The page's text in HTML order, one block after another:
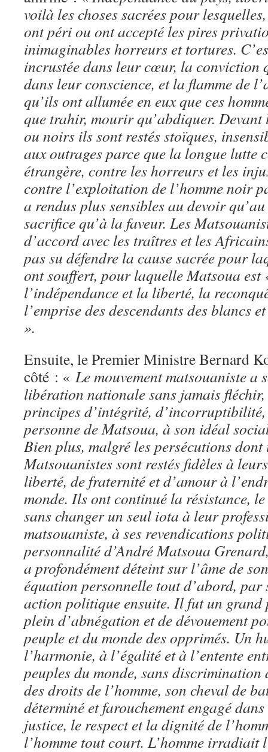
voilà les choses sacrées pour
ont péri ou ont accepté les pires
inimaginables horreurs et tortures.
incrustée dans leur cœur, la conviction
dans leur conscience, et la flamme de
qu’ils ont allumée en eux que ces
que trahir, mourir qu’abdiquer.
ou noirs ils sont restés stoïques,
aux outrages parce que la longue lutte
étrangère, contre les horreurs et les
contre l’exploitation de l’homme noir
a rendus plus sensibles au devoir
sacrifice qu’à la faveur. Les
d’accord avec les traîtres et les
pas su défendre la cause sacrée pour
ont souffert, pour laquelle Matsoua
l’indépendance et la liberté, la
l’emprise des descendants des blancs
».
Ensuite, le Premier Ministre Bernard
côté : « Le mouvement matsouaniste a
libération nationale sans jamais
principes d’intégrité,
personne de Matsoua, à son idéal
Bien plus, malgré les persécutions
Matsouanistes sont restés fidèles à
liberté, de fraternité et d’amour à
monde. Ils ont continué la résistance,
sans changer un seul iota à leur
matsouaniste, à ses revendications
personnalité d’André Matsoua
a profondément déteint sur l’âme de
équation personnelle tout d’abord, par
action politique ensuite. Il fut un grand
plein d’abnégation et de dévouement
peuple et du monde des opprimés. Un
l’harmonie, à l’égalité et à l’entente
peuples du monde, sans discrimination
des droits de l’homme, son cheval de
déterminé et farouchement engagé
justice, le respect et la dignité de
l’homme tout court. L’homme irradiait